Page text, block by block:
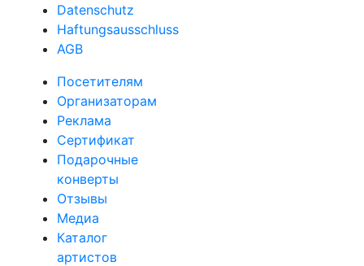
Datenschutz
Haftungsausschluss
AGB
Посетителям
Организаторам
Реклама
Сертификат
Подарочные
конверты
Отзывы
Медиа
Каталог
артистов